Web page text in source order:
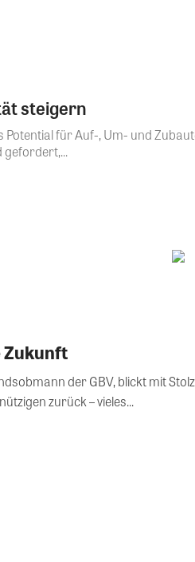
steigern
für Auf-, Um- und
gefordert,...
Zukunft
der GBV, blickt mit
zurück – vieles...